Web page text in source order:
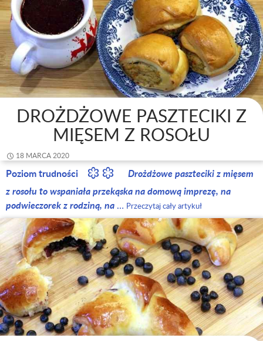
DROŻDŻOWE PASZTECIKI Z
MIĘSEM Z ROSOŁU
18 MARCA 2020
Poziom trudności
Drożdżowe paszteciki z mięsem
z rosołu to wspaniała przekąska na domową imprezę, na
podwieczorek z rodziną, na … Przeczytaj cały artykuł